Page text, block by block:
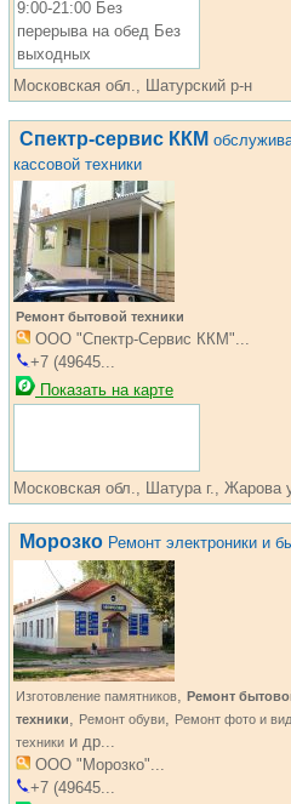
9:00-21:00 Без
перерыва на обед Без
выходных
Московская обл., Шатурский р-н
Спектр-сервис ККМ
кассовой техники
Ремонт бытовой техники
ООО "Спектр-Сервис ККМ"...
+7 (49645...
Показать на карте
Московская обл., Шатура г., Жарова
Морозко Ремонт электроники и
Изготовление памятников, Ремонт
техники, Ремонт обуви, Ремонт фото и
техники и др...
ООО "Морозко"...
+7 (49645...